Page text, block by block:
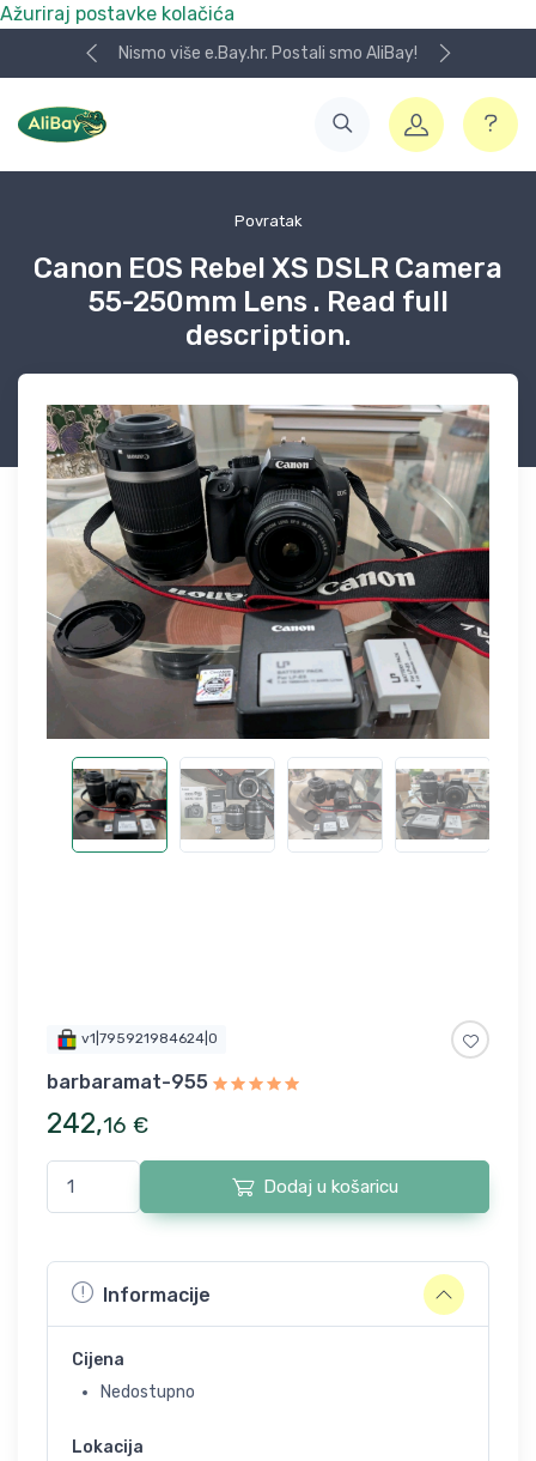
Ažuriraj postavke kolačića
Nismo više e.Bay.hr. Postali smo AliBay!
Povratak
Canon EOS Rebel XS DSLR Camera
55-250mm Lens . Read full
description.
v1|795921984624|0
barbaramat-955
242,16 €
Dodaj u košaricu
Informacije
Cijena
Nedostupno
Lokacija